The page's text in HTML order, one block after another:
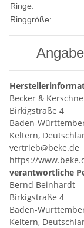
Ringe:
Ringgröße:
Becker &
Birkigstraße 4
Baden-
Keltern,
vertrieb@beke.de
https://
verantwortliche
Bernd Beinhardt
Birkigstraße 4
Baden-
Keltern,